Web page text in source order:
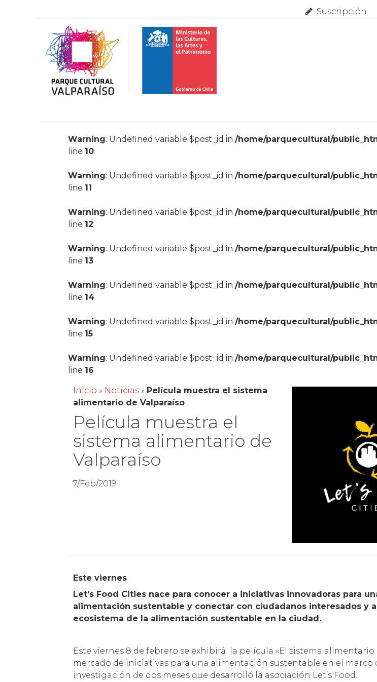
Suscripción
Warning: Undefined variable $post_id in/home/parquecultural/
line 10
Warning: Undefined variable $post_id in/home/parquecultural/
line 11
Warning: Undefined variable $post_id in/home/parquecultural/
line 12
Warning: Undefined variable $post_id in/home/parquecultural/
line 13
Warning: Undefined variable $post_id in/home/parquecultural/
line 14
Warning: Undefined variable $post_id in/home/parquecultural/
line 15
Warning: Undefined variable $post_id in/home/parquecultural/
line 16
Inicio » Noticias » Película muestra el sistema
alimentario de Valparaíso
Película muestra el
sistema alimentario de
Valparaíso
7/Feb/2019
Este viernes
Let’s Food Cities nace para conocer a iniciativas innovadoras para
alimentación sustentable y conectar con ciudadanos interesados y
ecosistema de la alimentación sustentable en la ciudad.
Este viernes 8 de febrero se exhibirá la película «El sistema alimentario
mercado de iniciativas para una alimentación sustentable en el marco
investigación de dos meses que desarrolló la asociación Let’s Food.